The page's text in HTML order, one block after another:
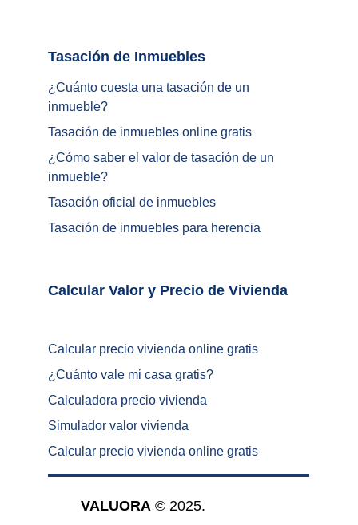
VALUORA © 2025.
¿Cuánto cuesta una tasación de un
inmueble?
Tasación de inmuebles online gratis
¿ Cómo saber el valor de tasación de un
inmueble?
Tasación oficial de inmuebles
Tasación de inmuebles para herencia
Calcular precio vivienda online gratis
¿ Cuánto vale mi casa gratis?
Calculadora precio vivienda
Simulador valor vivienda
Calcular precio vivienda online gratis